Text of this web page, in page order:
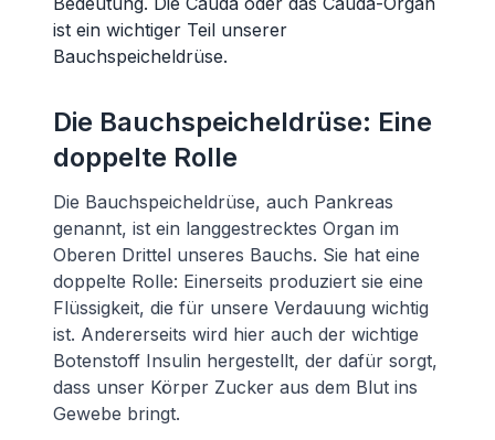
ist ein wichtiger Teil unserer
Bauchspeicheldrüse.
Die Bauchspeicheldrüse: Eine
doppelte Rolle
Die Bauchspeicheldrüse, auch Pankreas
genannt, ist ein langgestrecktes Organ im
Oberen Drittel unseres Bauchs. Sie hat eine
doppelte Rolle: Einerseits produziert sie eine
Flüssigkeit, die für unsere Verdauung wichtig
ist. Andererseits wird hier auch der wichtige
Botenstoff Insulin hergestellt, der dafür sorgt,
dass unser Körper Zucker aus dem Blut ins
Gewebe bringt.